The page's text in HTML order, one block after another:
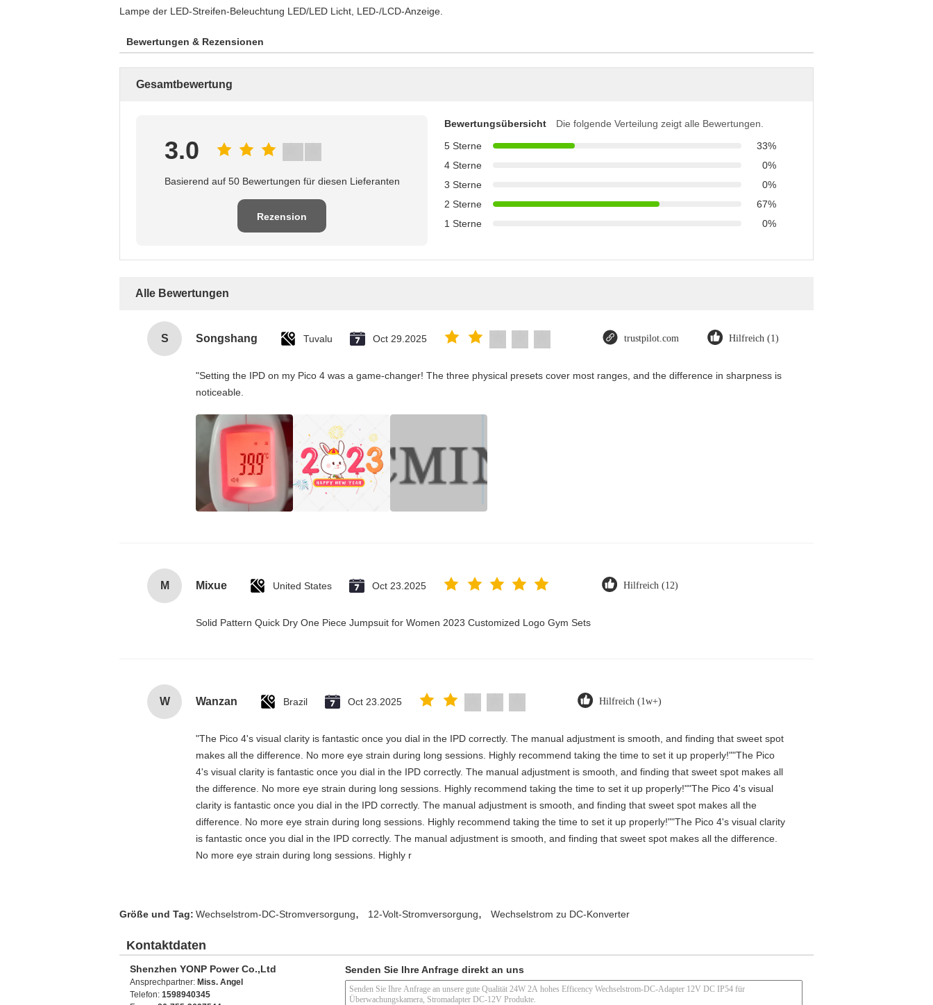
Lampe der LED-Streifen-Beleuchtung LED/LED Licht, LED-/LCD-Anzeige.
Bewertungen & Rezensionen
Gesamtbewertung
3.0
Basierend auf 50 Bewertungen für diesen Lieferanten
Rezension
Bewertungsübersicht
Die folgende Verteilung zeigt alle Bewertungen.
5 Sterne
33%
4 Sterne
0%
3 Sterne
0%
2 Sterne
67%
1 Sterne
0%
Alle Bewertungen
S Songshang Tuvalu Oct 29.2025 trustpilot.com Hilfreich (1)
"Setting the IPD on my Pico 4 was a game-changer! The three physical presets cover most ranges, and the difference in sharpness is
noticeable.
M Mixue United States Oct 23.2025 Hilfreich (12)
Solid Pattern Quick Dry One Piece Jumpsuit for Women 2023 Customized Logo Gym Sets
W Wanzan Brazil Oct 23.2025 Hilfreich (1w+)
"The Pico 4's visual clarity is fantastic once you dial in the IPD correctly. The manual adjustment is smooth, and finding that sweet spot
makes all the difference. No more eye strain during long sessions. Highly recommend taking the time to set it up properly!""The Pico
4's visual clarity is fantastic once you dial in the IPD correctly. The manual adjustment is smooth, and finding that sweet spot makes all
the difference. No more eye strain during long sessions. Highly recommend taking the time to set it up properly!""The Pico 4's visual
clarity is fantastic once you dial in the IPD correctly. The manual adjustment is smooth, and finding that sweet spot makes all the
difference. No more eye strain during long sessions. Highly recommend taking the time to set it up properly!""The Pico 4's visual clarity
is fantastic once you dial in the IPD correctly. The manual adjustment is smooth, and finding that sweet spot makes all the difference.
No more eye strain during long sessions. Highly r
Größe und Tag: Wechselstrom-DC-Stromversorgung, 12-Volt-Stromversorgung, Wechselstrom zu DC-Konverter
Kontaktdaten
Shenzhen YONP Power Co.,Ltd
Ansprechpartner: Miss. Angel
Telefon: 1598940345
Senden Sie Ihre Anfrage direkt an uns